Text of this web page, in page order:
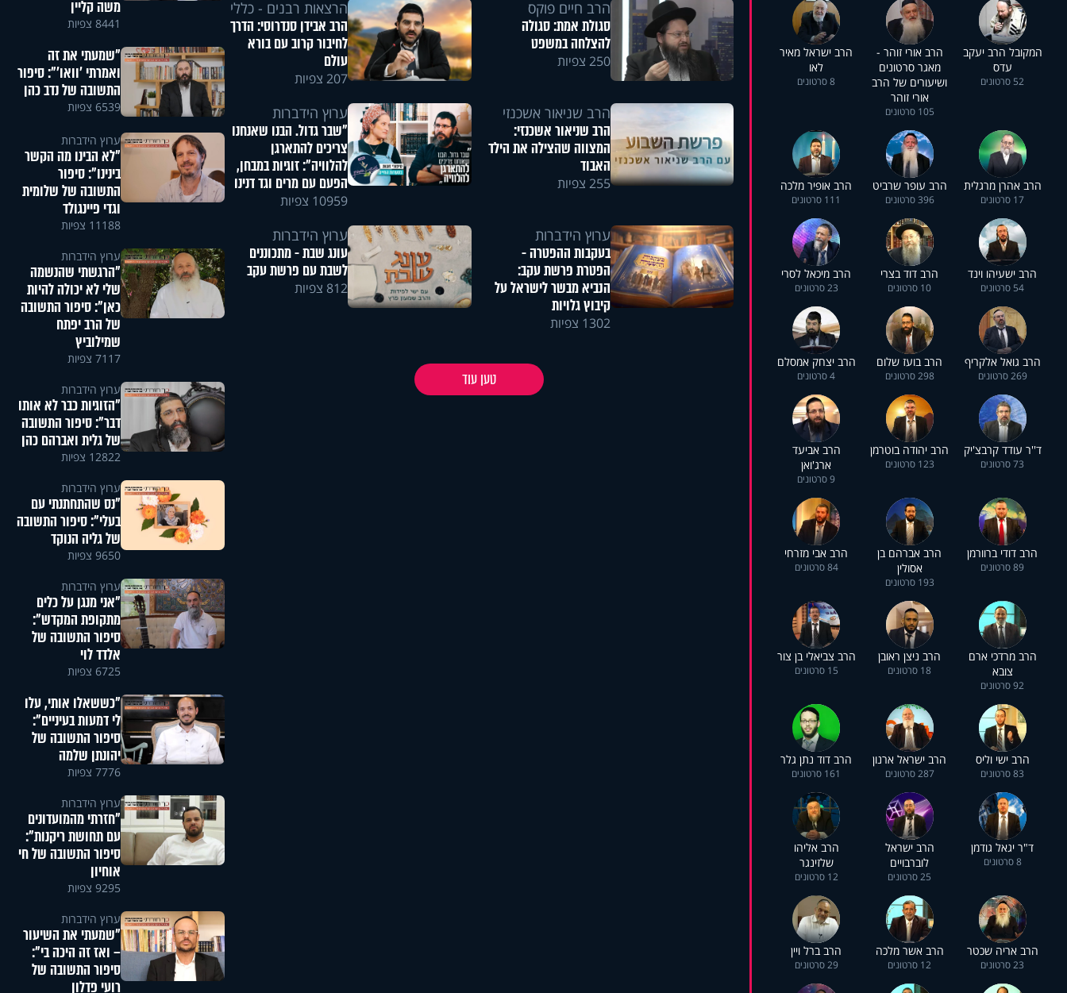
המקובל הרב יעקב
עדס
52 סרטונים
הרב אורי זוהר -
מאגר סרטונים
ושיעורים של הרב
אורי זוהר
105 סרטונים
הרב ישראל מאיר
לאו
8 סרטונים
הרב אהרן מרגלית
17 סרטונים
הרב עופר שרביט
396 סרטונים
הרב אופיר מלכה
111 סרטונים
הרב ישעיהו וינד
54 סרטונים
הרב דוד בצרי
10 סרטונים
הרב מיכאל לסרי
23 סרטונים
הרב גואל אלקריף
269 סרטונים
הרב בועז שלום
298 סרטונים
הרב יצחק אמסלם
4 סרטונים
ד''ר עודד קרבצ'יק
73 סרטונים
הרב יהודה בוטרמן
123 סרטונים
הרב אביעד
ארג'ואן
9 סרטונים
הרב דודי ברוורמן
89 סרטונים
הרב אברהם בן
אסולין
193 סרטונים
הרב אבי מזרחי
84 סרטונים
הרב מרדכי ארם
צובא
92 סרטונים
הרב ניצן ראובן
18 סרטונים
הרב צביאלי בן צור
15 סרטונים
הרב ישי וליס
83 סרטונים
הרב ישראל ארנון
287 סרטונים
הרב דוד נתן גלר
161 סרטונים
ד"ר יגאל גודמן
8 סרטונים
הרב ישראל
לוברבויים
25 סרטונים
הרב אליהו
שלזינגר
12 סרטונים
הרב אריה שכטר
23 סרטונים
הרב אשר מלכה
12 סרטונים
הרב ברל ויין
29 סרטונים
הרב חיים פוקס
סגולת אמת: סגולה
להצלחה במשפט
250 צפיות
הרצאות רבנים - כללי
הרב אבידן סנדרוסי: הדרך
לחיבור קרוב עם בורא
עולם
207 צפיות
הרב שניאור אשכנזי
הרב שניאור אשכנזי:
המצווה שהצילה את הילד
האבוד
255 צפיות
ערוץ הידברות
"שבר גדול. הבנו שאנחנו
צריכים להתארגן
להלוויה": זוגיות במבחן,
הפעם עם מרים וגד דנינו
10959 צפיות
ערוץ הידברות
בעקבות ההפטרה -
הפטרת פרשת עקב:
הנביא מבשר לישראל על
קיבוץ גלויות
1302 צפיות
ערוץ הידברות
עונג שבת - מתכוננים
לשבת עם פרשת עקב
812 צפיות
טען עוד
משה קליין
8441 צפיות
"שמעתי את זה
ואמרתי 'וואו'": סיפור
התשובה של נדב כהן
6539 צפיות
ערוץ הידברות
"לא הבינו מה הקשר
בינינו": סיפור
התשובה של שלומית
וגדי פיינגולד
11188 צפיות
ערוץ הידברות
"הרגשתי שהנשמה
שלי לא יכולה להיות
כאן": סיפור התשובה
של הרב יפתח
שמילוביץ
7117 צפיות
ערוץ הידברות
"הזוגיות כבר לא אותו
דבר": סיפור התשובה
של גלית ואברהם כהן
12822 צפיות
ערוץ הידברות
"נס שהתחתנתי עם
בעלי": סיפור התשובה
של גליה הנוקד
9650 צפיות
ערוץ הידברות
"אני מנגן על כלים
מתקופת המקדש":
סיפור התשובה של
אלדד לוי
6725 צפיות
"כששאלו אותי, עלו
לי דמעות בעיניים":
סיפור התשובה של
יהונתן שלמה
7776 צפיות
ערוץ הידברות
"חזרתי מהמועדונים
עם תחושת ריקנות":
סיפור התשובה של חי
אוחיון
9295 צפיות
ערוץ הידברות
"שמעתי את השיעור
– ואז זה היכה בי":
סיפור התשובה של
רועי פדלון